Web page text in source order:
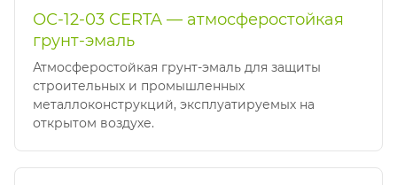
ОС-12-03 CERTA — атмосферостойкая
грунт-эмаль
Атмосферостойкая грунт-эмаль для защиты
строительных и промышленных
металлоконструкций, эксплуатируемых на
открытом воздухе.